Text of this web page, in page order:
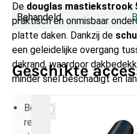
De douglas mastiekstrook
praktisch en onmisbaar
platte daken. Dankzij de
een geleidelijke overgang
dakrand, waardoor
minder snel beschadigt en
Betere afwatering: de
regenwater in de hoek
Behandeld
Geschikte